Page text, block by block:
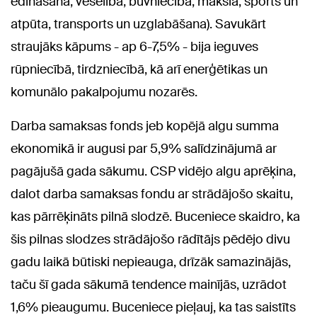
atpūta, transports un uzglabāšana). Savukārt
straujāks kāpums - ap 6-7,5% - bija ieguves
rūpniecībā, tirdzniecībā, kā arī enerģētikas un
komunālo pakalpojumu nozarēs.
Darba samaksas fonds jeb kopējā algu summa
ekonomikā ir augusi par 5,9% salīdzinājumā ar
pagājušā gada sākumu. CSP vidējo algu aprēķina,
dalot darba samaksas fondu ar strādājošo skaitu,
kas pārrēķināts pilnā slodzē. Buceniece skaidro, ka
šis pilnas slodzes strādājošo rādītājs pēdējo divu
gadu laikā būtiski nepieauga, drīzāk samazinājās,
taču šī gada sākumā tendence mainījās, uzrādot
1,6% pieaugumu. Buceniece pieļauj, ka tas saistīts